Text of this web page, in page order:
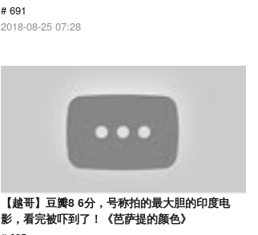
# 691
2018-08-25 07:28
【越哥】豆瓣8 6分，号称拍的最大胆的印度电
影，看完被吓到了！《芭萨提的颜色》